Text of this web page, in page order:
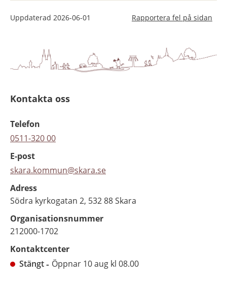
Uppdaterad 2026-06-01 Rapportera fel på sidan
Kontakta oss
Telefon
0511-320 00
E-post
skara.kommun@skara.se
Adress
Södra kyrkogatan 2, 532 88 Skara
Organisationsnummer
212000-1702
Kontaktcenter
Stängt
Öppnar 10 aug kl 08.00